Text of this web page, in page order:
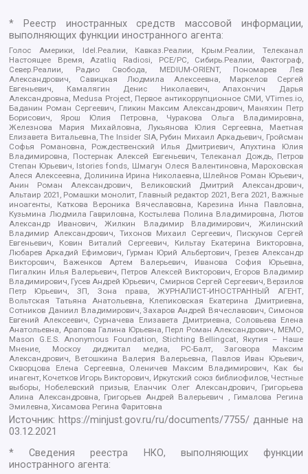
* Реестр иностранных средств массовой информации,
выполняющих функции иностранного агента:
Голос Америки, Idel.Реалии, Кавказ.Реалии, Крым.Реалии, Телеканал
Настоящее Время, Azatliq Radiosi, PCE/PC, Сибирь.Реалии, Фактограф,
Север.Реалии, Радио Свобода, MEDIUM-ORIENT, Пономарев Лев
Александрович, Савицкая Людмила Алексеевна, Маркелов Сергей
Евгеньевич, Камалягин Денис Николаевич, Апахончич Дарья
Александровна, Medusa Project, Первое антикоррупционное СМИ, VTimes.io,
Баданин Роман Сергеевич, Гликин Максим Александрович, Маняхин Петр
Борисович, Ярош Юлия Петровна, Чуракова Ольга Владимировна,
Железнова Мария Михайловна, Лукьянова Юлия Сергеевна, Маетная
Елизавета Витальевна, The Insider SIA, Рубин Михаил Аркадьевич, Гройсман
Софья Романовна, Рождественский Илья Дмитриевич, Апухтина Юлия
Владимировна, Постернак Алексей Евгеньевич, Телеканал Дождь, Петров
Степан Юрьевич, Istories fonds, Шмагун Олеся Валентиновна, Мароховская
Алеся Алексеевна, Долинина Ирина Николаевна, Шлейнов Роман Юрьевич,
Анин Роман Александрович, Великовский Дмитрий Александрович,
Альтаир 2021, Ромашки монолит, Главный редактор 2021, Вега 2021, Важные
иноагенты, Каткова Вероника Вячеславовна, Карезина Инна Павловна,
Кузьмина Людмила Гавриловна, Костылева Полина Владимировна, Лютов
Александр Иванович, Жилкин Владимир Владимирович, Жилинский
Владимир Александрович, Тихонов Михаил Сергеевич, Пискунов Сергей
Евгеньевич, Ковин Виталий Сергеевич, Кильтау Екатерина Викторовна,
Любарев Аркадий Ефимович, Гурман Юрий Альбертович, Грезев Александр
Викторович, Важенков Артем Валерьевич, Иванова София Юрьевна,
Пигалкин Илья Валерьевич, Петров Алексей Викторович, Егоров Владимир
Владимирович, Гусев Андрей Юрьевич, Смирнов Сергей Сергеевич, Верзилов
Петр Юрьевич, ЗП, Зона права, ЖУРНАЛИСТ-ИНОСТРАННЫЙ АГЕНТ,
Вольтская Татьяна Анатольевна, Клепиковская Екатерина Дмитриевна,
Сотников Даниил Владимирович, Захаров Андрей Вячеславович, Симонов
Евгений Алексеевич, Сурначева Елизавета Дмитриевна, Соловьева Елена
Анатольевна, Арапова Галина Юрьевна, Перл Роман Александрович, МЕМО,
Mason G.E.S. Anonymous Foundation, Stichting Bellingcat, Якутия – Наше
Мнение, Москоу диджитал медиа, РС-Балт, Заговора Максим
Александрович, Ветошкина Валерия Валерьевна, Павлов Иван Юрьевич,
Скворцова Елена Сергеевна, Оленичев Максим Владимирович, Как бы
инагент, Кочетков Игорь Викторович, Иркутский союз библиофилов, Честные
выборы, Нобелевский призыв, Еланчик Олег Александрович, Григорьева
Алина Александровна, Григорьев Андрей Валерьевич , Гималова Регина
Эмилевна, Хисамова Регина Фаритовна
Источник: https://minjust.gov.ru/ru/documents/7755/ данные на
03.12.2021
* Сведения реестра НКО, выполняющих функции
иностранного агента: